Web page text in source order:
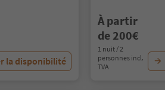
la disponibilité
À partir
de 200€
1 nuit / 2
personnes incl.
TVA